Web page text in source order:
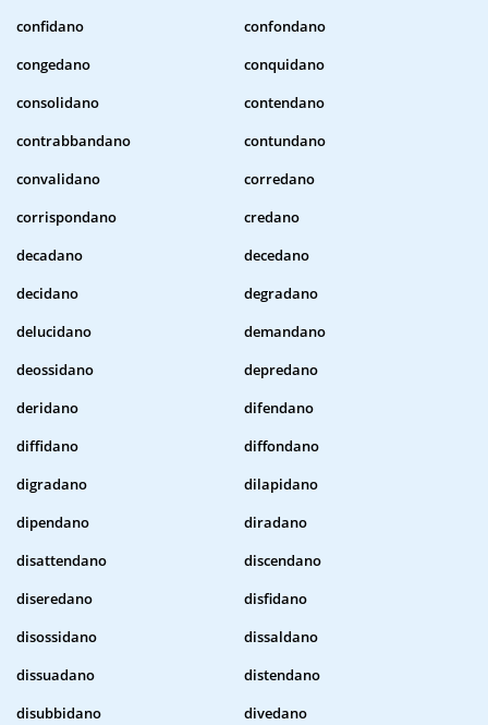
confidano
confondano
congedano
conquidano
consolidano
contendano
contrabbandano
contundano
convalidano
corredano
corrispondano
credano
decadano
decedano
decidano
degradano
delucidano
demandano
deossidano
depredano
deridano
difendano
diffidano
diffondano
digradano
dilapidano
dipendano
diradano
disattendano
discendano
diseredano
disfidano
disossidano
dissaldano
dissuadano
distendano
disubbidano
divedano